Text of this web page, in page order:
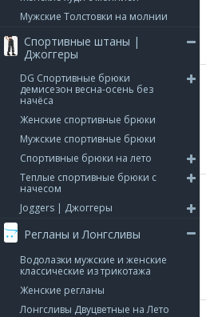
Мужские Толстовки на молнии
Спортивные штаны |
Джоггеры
DG Спортивные брюки
демисезон весна-осень без
начёса
Женские спортивные брюки
Мужские спортивные брюки
Спортивные брюки на лето
Теплые спортивные брюки с
начесом
Joggers | Джоггеры
Регланы и Лонгсливы
Водолазки мужские и женские
классические из трикотажа
Женские регланы
Лонгсливы Двуцветные на Лето